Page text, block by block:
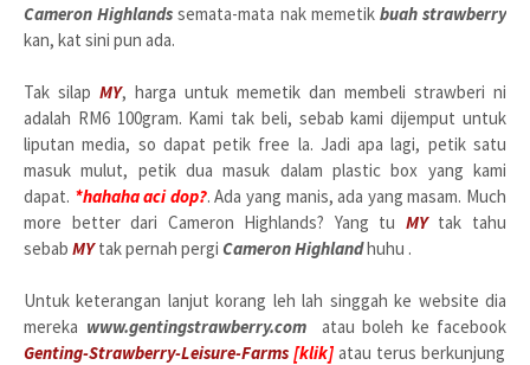
Cameron Highlands semata-mata nak memetikbuah strawberry
kan, kat sini pun ada.
Tak silap MY, harga untuk memetik dan membeli strawberi ni
adalah RM6 100gram. Kami tak beli, sebab kami dijemput untuk
liputan media, so dapat petik free la. Jadi apa lagi, petik satu
masuk mulut, petik dua masuk dalam plastic box yang kami
dapat. *hahaha aci dop?. Ada yang manis, ada yang masam. Much
more better dari Cameron Highlands? Yang tu MYtak tahu
sebab MYtak pernah pergi Cameron Highlandhuhu .
Untuk keterangan lanjut korang leh lah singgah ke website dia
mereka www.gentingstrawberry.comatau boleh ke facebook
Genting-Strawberry-Leisure-Farms [klik] atau terus berkunjung